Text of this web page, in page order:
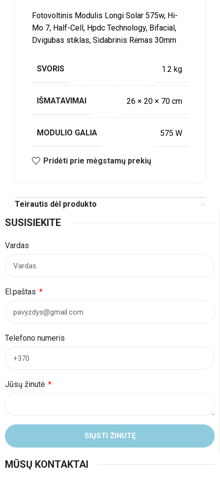
Fotovoltinis Modulis Longi Solar 575w, Hi-
Mo 7, Half-Cell, Hpdc Technology, Bifacial,
Dvigubas stiklas, Sidabrinis Rėmas 30mm
SVORIS 1.2 kg
IŠMATAVIMAI 26 × 20 × 70 cm
MODULIO GALIA 575 W
Pridėti prie mėgstamų prekių
Teirautis dėl produkto
SUSISIEKITE
Vardas
El.paštas
Telefono numeris
Jūsų žinutė
SIŲSTI ŽINUTĘ
MŪSŲ KONTAKTAI